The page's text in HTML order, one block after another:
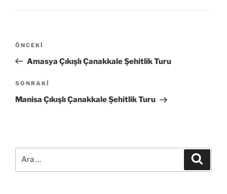
Yazı
Önceki
Yazı
ÖNCEKI
Amasya Çıkışlı Çanakkale Şehitlik Turu
Sonraki
Yazı
SONRAKI
Manisa Çıkışlı Çanakkale Şehitlik Turu